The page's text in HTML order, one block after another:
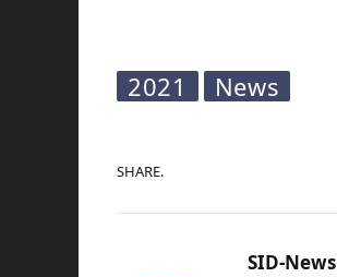
2021 News
SHARE.
SID-News